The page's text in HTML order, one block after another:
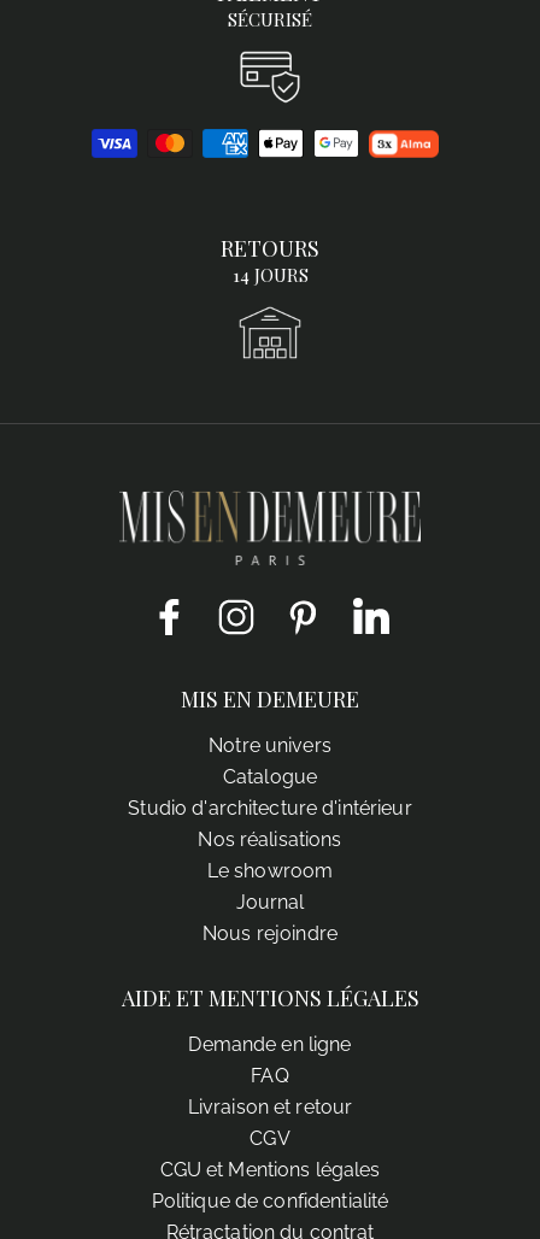
SÉCURISÉ
RETOURS
14 JOURS
Facebook Instagram Pinterest
MIS EN DEMEURE
Notre univers
Catalogue
Studio d'architecture d'intérieur
Nos réalisations
Le showroom
Journal
Nous rejoindre
AIDE ET MENTIONS LÉGALES
Demande en ligne
FAQ
Livraison et retour
CGV
CGU et Mentions légales
Politique de confidentialité
Rétractation du contrat